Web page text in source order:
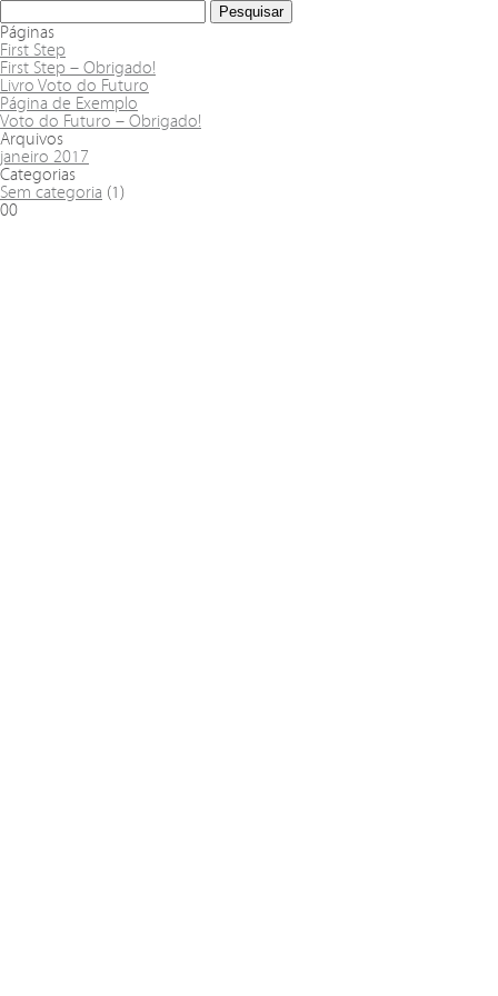
Páginas
First Step
First Step – Obrigado!
Livro Voto do Futuro
Página de Exemplo
Voto do Futuro – Obrigado!
Arquivos
janeiro 2017
Categorias
Sem categoria (1)
00